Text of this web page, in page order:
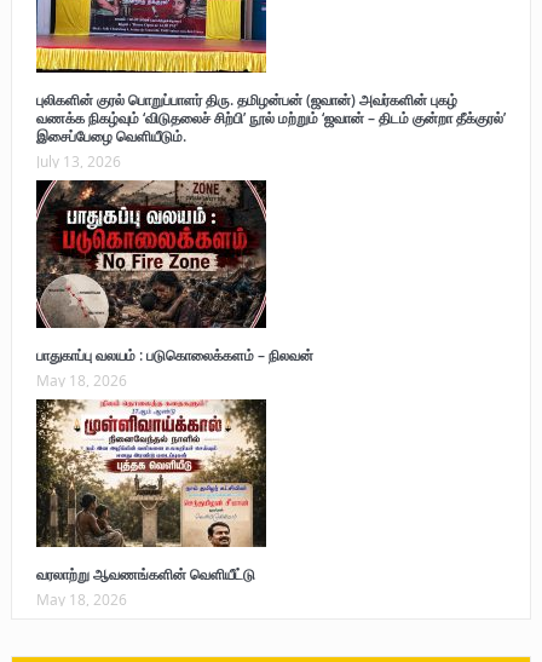
புலிகளின் குரல் பொறுப்பாளர் திரு. தமிழன்பன் (ஜவான்) அவர்களின் புகழ்
வணக்க நிகழ்வும் ‘விடுதலைச் சிற்பி’ நூல் மற்றும் ‘ஜவான் – திடம் குன்றா தீக்குரல்’
இசைப்பேழை வெளியீடும்.
July 13, 2026
பாதுகாப்பு வலயம் : படுகொலைக்களம் – நிலவன்
May 18, 2026
வரலாற்று ஆவணங்களின் வெளியீட்டு
May 18, 2026